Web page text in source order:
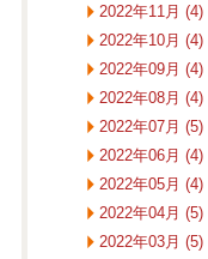
2022年11月 (4)
2022年10月 (4)
2022年09月 (4)
2022年08月 (4)
2022年07月 (5)
2022年06月 (4)
2022年05月 (4)
2022年04月 (5)
2022年03月 (5)